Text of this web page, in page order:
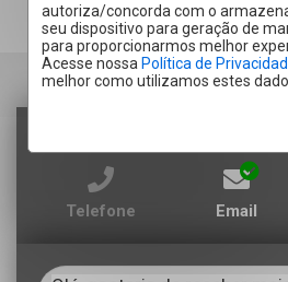
autoriza/concorda com o
seu dispositivo para geração de
para proporcionarmos melhor
Acesse nossa Política de
melhor como utilizamos estes
Telefone Email